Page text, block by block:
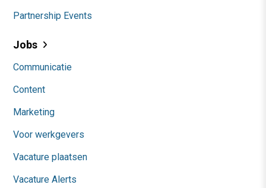
Partnership Events
Jobs
Communicatie
Content
Marketing
Voor werkgevers
Vacature plaatsen
Vacature Alerts